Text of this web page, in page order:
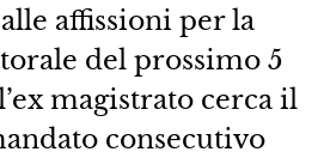
affissioni per la
del prossimo 5
magistrato cerca il
consecutivo